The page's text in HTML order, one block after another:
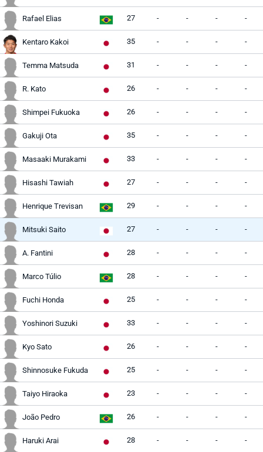
Rafael Elias 27 - - - -
Kentaro Kakoi 35 - - - -
Temma Matsuda 31 - - - -
R. Kato 26 - - - -
Shimpei Fukuoka 26 - - - -
Gakuji Ota 35 - - - -
Masaaki Murakami 33 - - - -
Hisashi Tawiah 27 - - - -
Henrique Trevisan 29 - - - -
Mitsuki Saito 27 - - - -
A. Fantini 28 - - - -
Marco Túlio 28 - - - -
Fuchi Honda 25 - - - -
Yoshinori Suzuki 33 - - - -
Kyo Sato 26 - - - -
Shinnosuke Fukuda 25 - - - -
Taiyo Hiraoka 23 - - - -
João Pedro 26 - - - -
Haruki Arai 28 - - - -